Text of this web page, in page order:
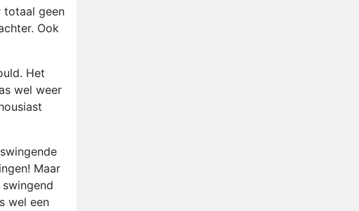
totaal geen
Ook
Het
wel weer
Maar
wel een